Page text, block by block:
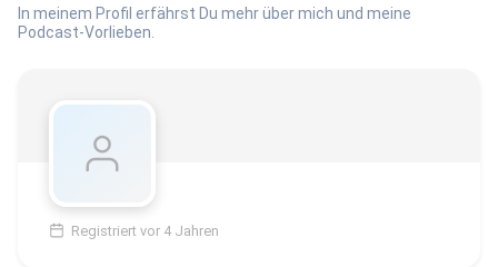
In meinem Profil erfährst Du mehr über mich und meine
Podcast-Vorlieben.
Registriert vor 4 Jahren